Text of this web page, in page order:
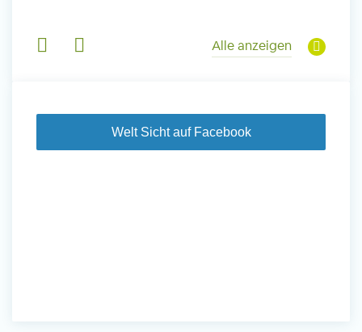
Alle anzeigen
Welt Sicht auf Facebook